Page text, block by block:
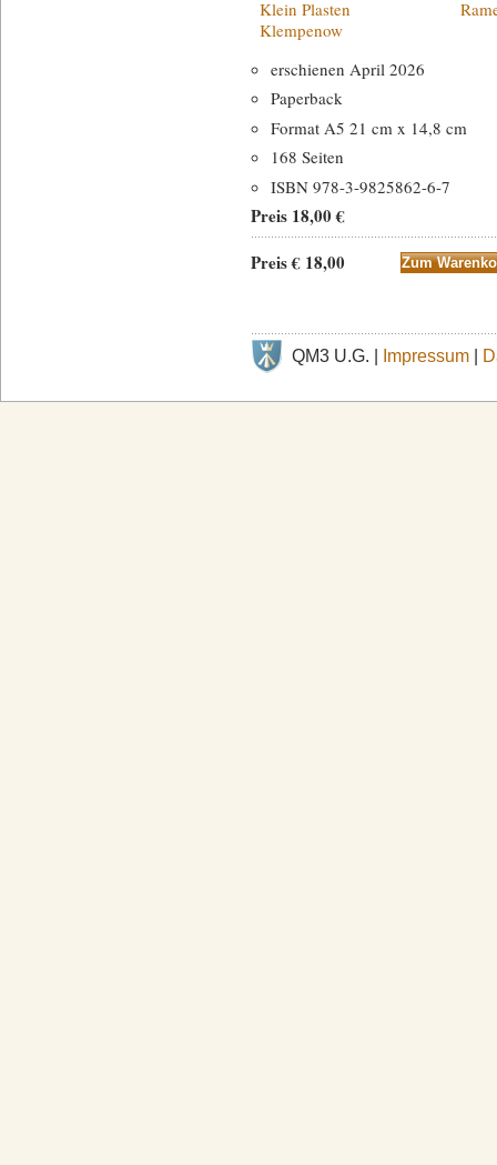
Klein Plasten
Klempenow
erschienen April 2026
Paperback
Format A5 21 cm x 14,8 cm
168 Seiten
ISBN 978-3-9825862-6-7
Preis 18,00 €
Preis € 18,00
QM3 U.G. | Impressum